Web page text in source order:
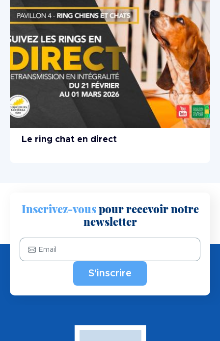
Le ring chat en direct
Inscrivez-vouspour recevoir notre
newsletter